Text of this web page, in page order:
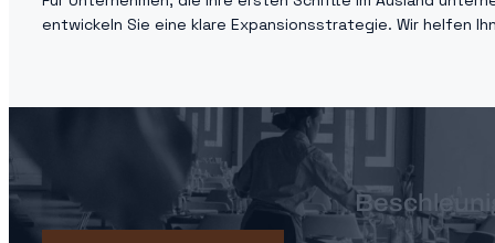
entwickeln Sie eine klare Expansionsstrategie. Wir helfen